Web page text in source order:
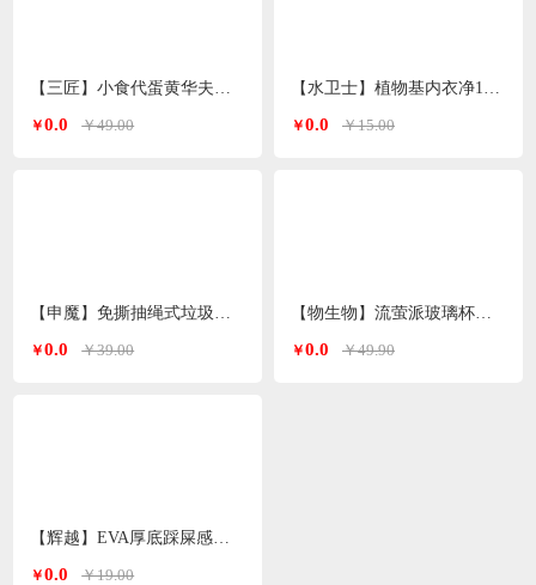
￥0.0 ￥49.00
￥0.0 ￥39.00
￥0.0 ￥19.00
￥0.0 ￥15.00
￥0.0 ￥49.90